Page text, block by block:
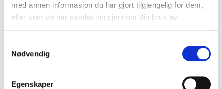
med annen informasjon du har gjort tilgjengelig for dem,
eller som de har samlet inn gjennom din bruk av
Nødvendig
Egenskaper
Slipemaskin PS 10,8 Multisliper MG 10,8